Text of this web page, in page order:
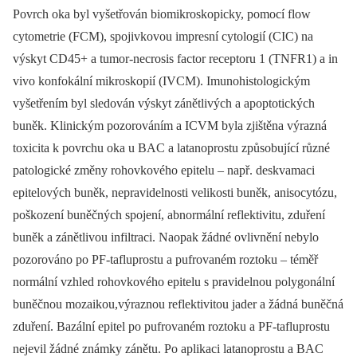
Povrch oka byl vyšetřován biomikroskopicky, pomocí flow
cytometrie (FCM), spojivkovou impresní cytologií (CIC) na
výskyt CD45+ a tumor-necrosis factor receptoru 1 (TNFR1) a in
vivo konfokální mikroskopií (IVCM). Imunohistologickým
vyšetřením byl sledován výskyt zánětlivých a apoptotických
buněk. Klinickým pozorováním a ICVM byla zjištěna výrazná
toxicita k povrchu oka u BAC a latanoprostu způsobující různé
patologické změny rohovkového epitelu –⁠ např. deskvamaci
epitelových buněk, nepravidelnosti velikosti buněk, anisocytózu,
poškození buněčných spojení, abnormální reflektivitu, zduření
buněk a zánětlivou infiltraci. Naopak žádné ovlivnění nebylo
pozorováno po PF-tafluprostu a pufrovaném roztoku –⁠ téměř
normální vzhled rohovkového epitelu s pravidelnou polygonální
buněčnou mozaikou,výraznou reflektivitou jader a žádná buněčná
zduření. Bazální epitel po pufrovaném roztoku a PF-tafluprostu
nejevil žádné známky zánětu. Po aplikaci latanoprostu a BAC